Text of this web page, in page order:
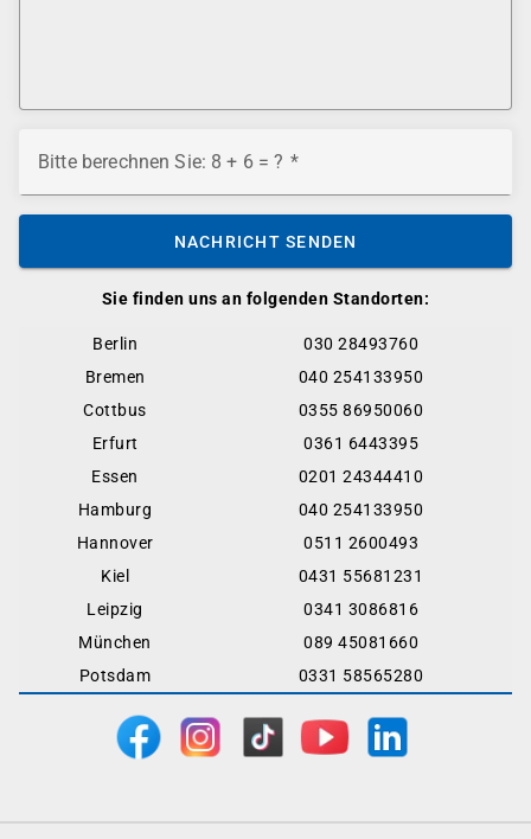
Sie finden uns an folgenden Standorten:
Berlin
030 28493760
Bremen
040 254133950
Cottbus
0355 86950060
Erfurt
0361 6443395
Essen
0201 24344410
Hamburg
040 254133950
Hannover
0511 2600493
Kiel
0431 55681231
Leipzig
0341 3086816
München
089 45081660
Potsdam
0331 58565280
Bitte berechnen Sie: 8 + 6 = ?
NACHRICHT SENDEN